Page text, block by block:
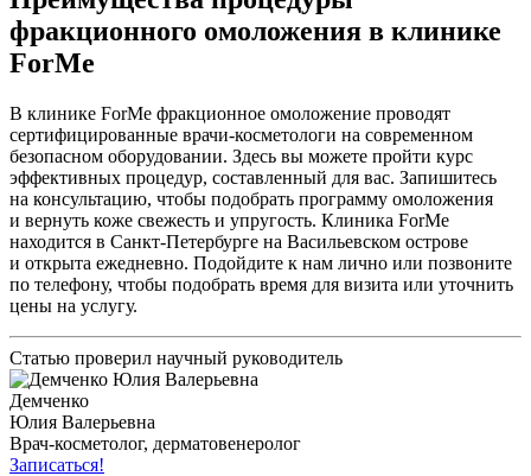
фракционного омоложения в клинике
ForMe
В клинике ForMe фракционное омоложение проводят
сертифицированные врачи-косметологи на современном
безопасном оборудовании. Здесь вы можете пройти курс
эффективных процедур, составленный для вас. Запишитесь
на консультацию, чтобы подобрать программу омоложения
и вернуть коже свежесть и упругость. Клиника ForMe
находится в Санкт-Петербурге на Васильевском острове
и открыта ежедневно. Подойдите к нам лично или позвоните
по телефону, чтобы подобрать время для визита или уточнить
цены на услугу.
Статью проверил научный руководитель
Демченко
Юлия Валерьевна
Врач-косметолог, дерматовенеролог
Записаться!